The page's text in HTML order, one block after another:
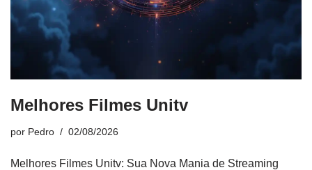
Melhores Filmes Unitv
por Pedro 02/08/2026
Melhores Filmes Unitv: Sua Nova Mania de Streaming